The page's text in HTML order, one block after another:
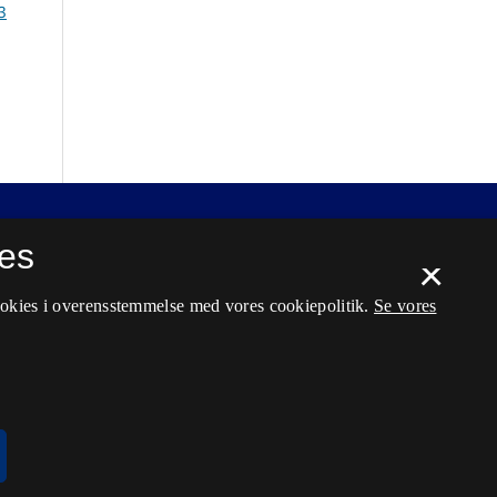
×
i overensstemmelse med vores cookiepolitik. Se vores